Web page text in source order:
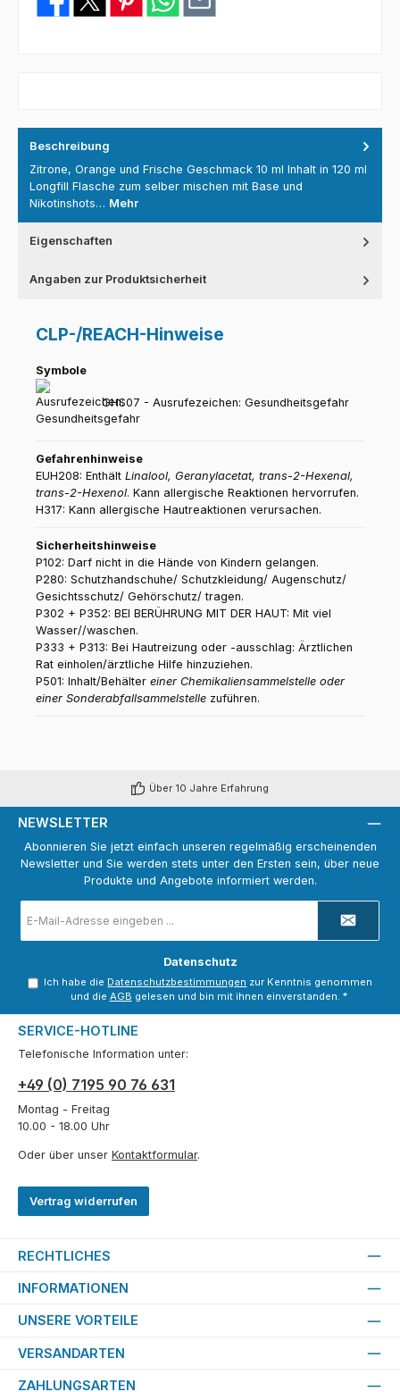
Beschreibung
Zitrone, Orange und Frische Geschmack 10 ml Inhalt in 120 ml
Longfill Flasche zum selber mischen mit Base und
Nikotinshots… Mehr
Eigenschaften
Angaben zur Produktsicherheit
CLP-/REACH-Hinweise
Symbole
GHS07 - Ausrufezeichen: Gesundheitsgefahr
Gefahrenhinweise
EUH208: Enthält Linalool, Geranylacetat, trans-2-Hexenal,
trans-2-Hexenol. Kann allergische Reaktionen hervorrufen.
H317: Kann allergische Hautreaktionen verursachen.
Sicherheitshinweise
P102: Darf nicht in die Hände von Kindern gelangen.
P280: Schutzhandschuhe/ Schutzkleidung/ Augenschutz/
Gesichtsschutz/ Gehörschutz/ tragen.
P302 + P352: BEI BERÜHRUNG MIT DER HAUT: Mit viel
Wasser//waschen.
P333 + P313: Bei Hautreizung oder -ausschlag: Ärztlichen
Rat einholen/ärztliche Hilfe hinzuziehen.
P501: Inhalt/Behälter einer Chemikaliensammelstelle oder
einer Sonderabfallsammelstelle zuführen.
Über 10 Jahre Erfahrung
NEWSLETTER
Abonnieren Sie jetzt einfach unseren regelmäßig erscheinenden
Newsletter und Sie werden stets unter den Ersten sein, über neue
Produkte und Angebote informiert werden.
Mail-
Adresse
Datenschutz
Ich habe die Datenschutzbestimmungen zur Kenntnis genommen
und die AGB gelesen und bin mit ihnen einverstanden. *
SERVICE-HOTLINE
Telefonische Information unter:
+49 (0) 7195 90 76 631
Montag - Freitag
10.00 - 18.00 Uhr
Oder über unser Kontaktformular.
Vertrag widerrufen
RECHTLICHES
INFORMATIONEN
UNSERE VORTEILE
VERSANDARTEN
ZAHLUNGSARTEN